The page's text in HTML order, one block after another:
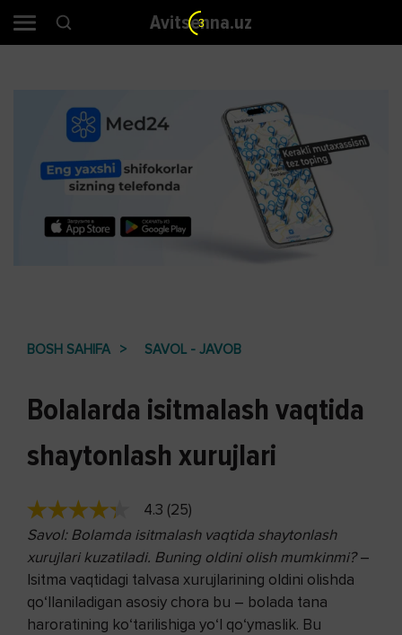
Avitsenna.uz
BOSH SAHIFA SAVOL - JAVOB
Bolalarda isitmalash vaqtida
shaytonlash xurujlari
4.3 (25)
Savol: Bolamda isitmalash vaqtida shaytonlash
xurujlari kuzatiladi. Buning oldini olish mumkinmi?–
Isitma vaqtidagi talvasa xurujlarining oldini olishda
qo‘llaniladigan asosiy chora bu – bolada tana
haroratining ko‘tarilishiga yo‘l qo‘ymaslik. Bu
2